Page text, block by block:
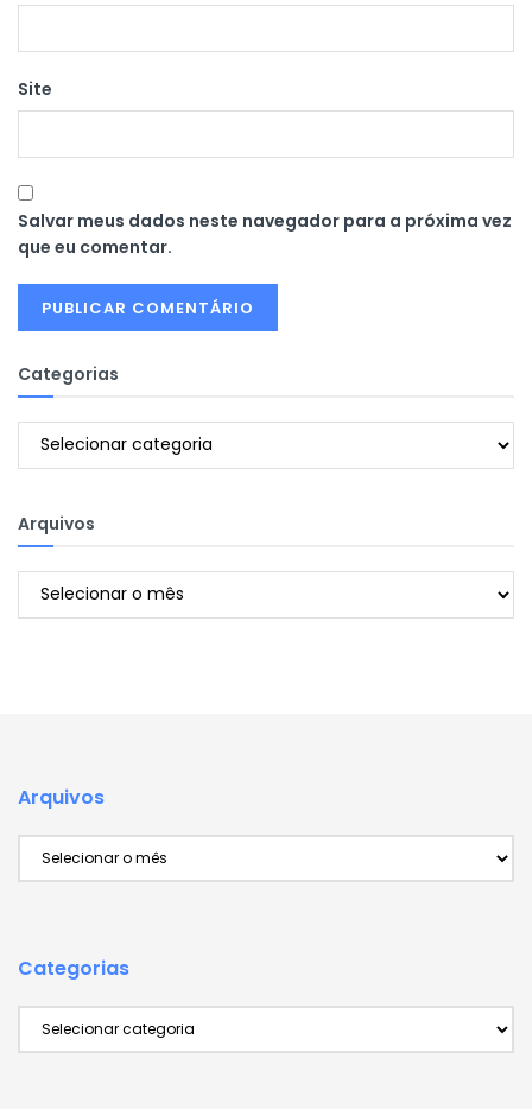
Site
Salvar meus dados neste navegador para a próxima vez
que eu comentar.
Categorias
Categorias
Arquivos
Arquivos
Arquivos
Categorias